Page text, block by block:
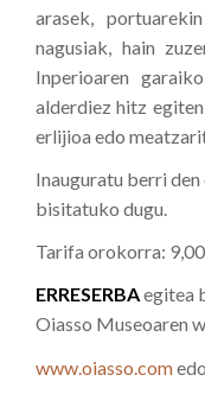
arasek,
nagusiak, hain
Inperioaren
alderdiez hitz
erlijioa edo
Inauguratu berri
bisitatuko dugu.
Tarifa orokorra:
ERRESERBAegitea
Oiasso Museoaren
www.oiasso.comedo